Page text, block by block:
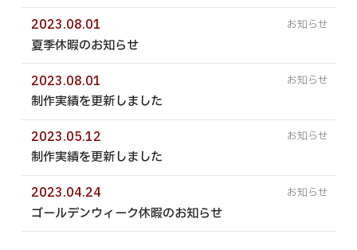
2023.08.01
夏季休暇のお知らせ
2023.08.01
制作実績を更新しました
2023.05.12
制作実績を更新しました
2023.04.24
ゴールデンウィーク休暇のお知らせ
サイトマップ